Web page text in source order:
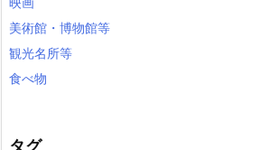
美術館・博物館等
観光名所等
食べ物
タグ